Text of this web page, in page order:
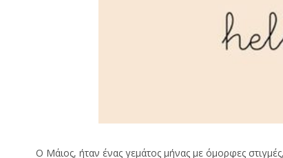
Ο Μάιος, ήταν ένας γεμάτος μήνας με όμορφες